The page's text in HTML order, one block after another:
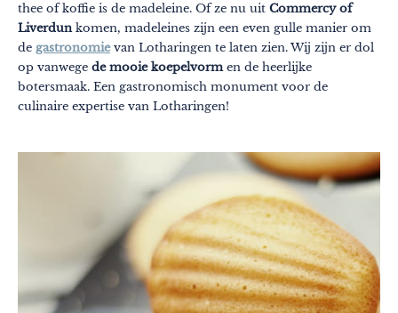
thee of koffie is de madeleine. Of ze nu uit Commercy of
Liverdunkomen, madeleines zijn een even gulle manier om
de gastronomievan Lotharingen te laten zien. Wij zijn er dol
op vanwege de mooie koepelvormen de heerlijke
botersmaak. Een gastronomisch monument voor de
culinaire expertise van Lotharingen!